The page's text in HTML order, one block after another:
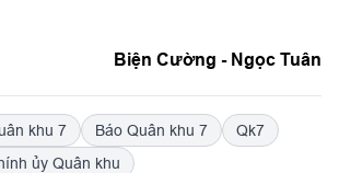
Biện Cường - Ngọc Tuân
khu 7 Báo Quân khu 7
Qk7
ủy Quân khu